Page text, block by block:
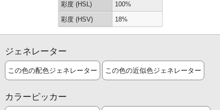
彩度 (HSL) 100%
彩度 (HSV) 18%
ジェネレーター
この色の配色ジェネレーター この色の近似色ジェネレーター
カラーピッカー